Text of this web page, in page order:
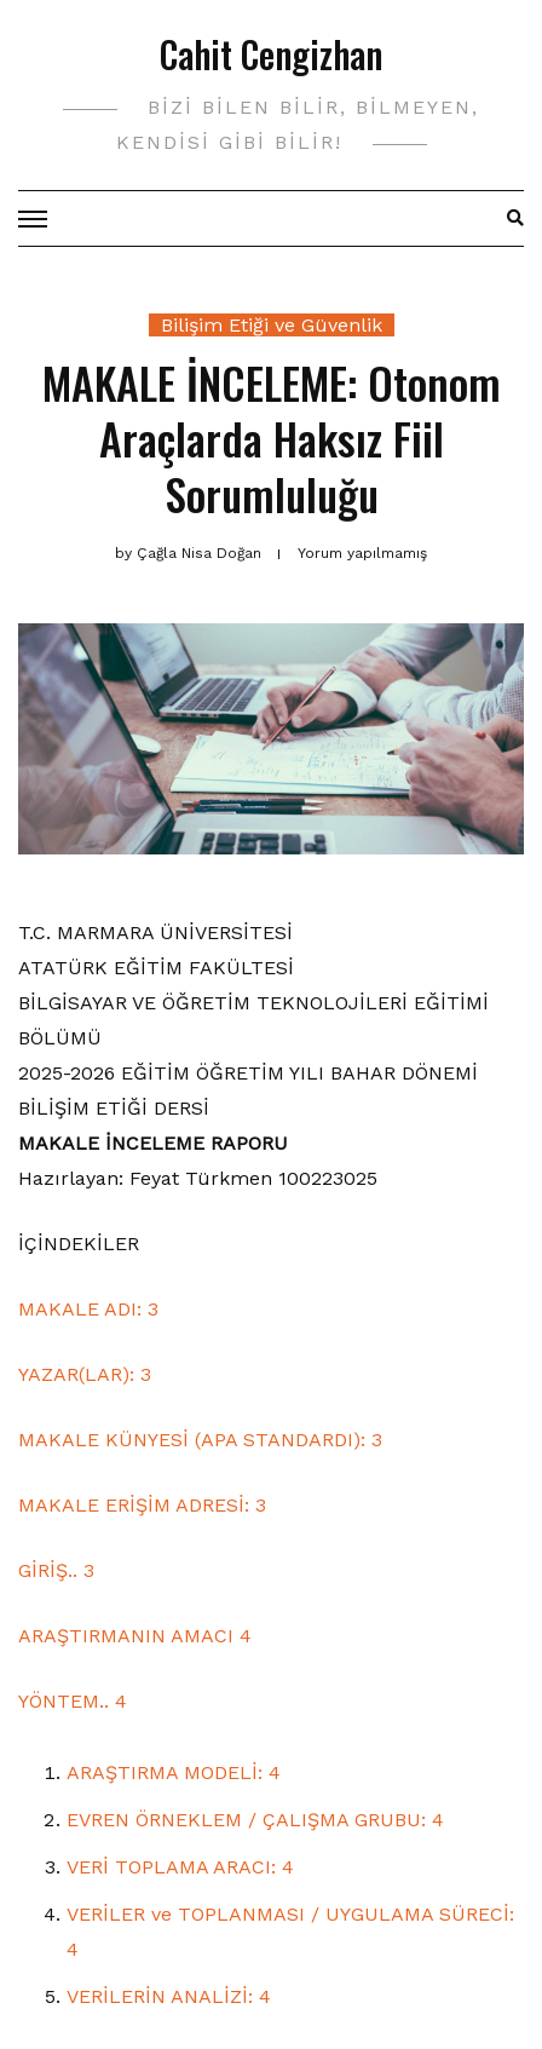
Cahit Cengizhan
BIZI BILEN BILIR, BILMEYEN,
KENDISI GIBI BILIR!
Bilişim Etiği ve Güvenlik
MAKALE İNCELEME: Otonom
Araçlarda Haksız Fiil
Sorumluluğu
by Çağla Nisa Doğan Yorum yapılmamış
T.C. MARMARA ÜNİVERSİTESİ
ATATÜRK EĞİTİM FAKÜLTESİ
BİLGİSAYAR VE ÖĞRETİM TEKNOLOJİLERİ EĞİTİMİ
BÖLÜMÜ
2025-2026 EĞİTİM ÖĞRETİM YILI BAHAR DÖNEMİ
BİLİŞİM ETİĞİ DERSİ
MAKALE İNCELEME RAPORU
Hazırlayan: Feyat Türkmen 100223025
İÇİNDEKİLER
MAKALE ADI: 3
YAZAR(LAR): 3
MAKALE KÜNYESİ (APA STANDARDI): 3
MAKALE ERİŞİM ADRESİ: 3
GİRİŞ.. 3
ARAŞTIRMANIN AMACI 4
YÖNTEM.. 4
ARAŞTIRMA MODELİ: 4
EVREN ÖRNEKLEM / ÇALIŞMA GRUBU: 4
VERİ TOPLAMA ARACI: 4
VERİLER ve TOPLANMASI / UYGULAMA SÜRECİ:
4
VERİLERİN ANALİZİ: 4